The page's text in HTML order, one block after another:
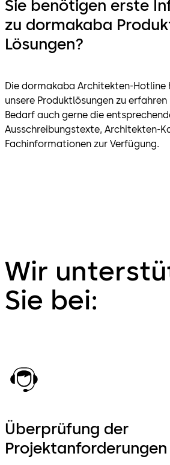
Sie benötigen erste
zu dormakaba
Lösungen?
Die dormakaba Architekten-Hotline
unsere Produktlösungen zu
Bedarf auch gerne die
Ausschreibungstexte, Architekten-
Fachinformationen zur Verfügung.
Wir
Sie bei:
Überprüfung der
Projektanforderungen